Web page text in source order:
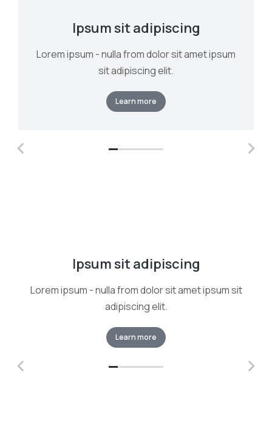
Ipsum sit adipiscing
Lorem ipsum - nulla from dolor sit amet ipsum
sit adipiscing elit.
Learn more
Ipsum sit adipiscing
Lorem ipsum - nulla from dolor sit amet ipsum sit
adipiscing elit.
Learn more